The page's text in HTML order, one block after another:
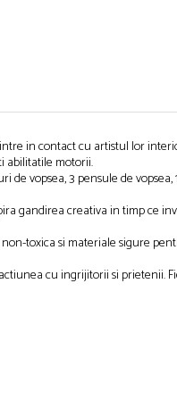
in contact cu artistul lor
abilitatile motorii.
vopsea, 3 pensule de
gandirea creativa in timp ce
toxica si materiale sigure
cu ingrijitorii si prietenii.